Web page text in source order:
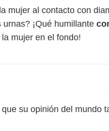
mujer al contacto con
¡Qué humillante
mujer en el fondo!
su opinión del mundo